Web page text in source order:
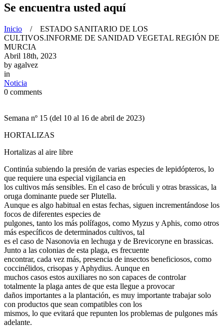
Se encuentra usted aquí
Inicio / ESTADO SANITARIO DE LOS
CULTIVOS.INFORME DE SANIDAD VEGETAL REGIÓN DE
MURCIA
Abril 18th, 2023
by agalvez
in
Noticia
0 comments
Semana nº 15 (del 10 al 16 de abril de 2023)
HORTALIZAS
Hortalizas al aire libre
Continúa subiendo la presión de varias especies de lepidópteros, lo
que requiere una especial vigilancia en
los cultivos más sensibles. En el caso de bróculi y otras brassicas, la
oruga dominante puede ser Plutella.
Aunque es algo habitual en estas fechas, siguen incrementándose los
focos de diferentes especies de
pulgones, tanto los más polífagos, como Myzus y Aphis, como otros
más específicos de determinados cultivos, tal
es el caso de Nasonovia en lechuga y de Brevicoryne en brassicas.
Junto a las colonias de esta plaga, es frecuente
encontrar, cada vez más, presencia de insectos beneficiosos, como
coccinélidos, crisopas y Aphydius. Aunque en
muchos casos estos auxiliares no son capaces de controlar
totalmente la plaga antes de que esta llegue a provocar
daños importantes a la plantación, es muy importante trabajar solo
con productos que sean compatibles con los
mismos, lo que evitará que repunten los problemas de pulgones más
adelante.